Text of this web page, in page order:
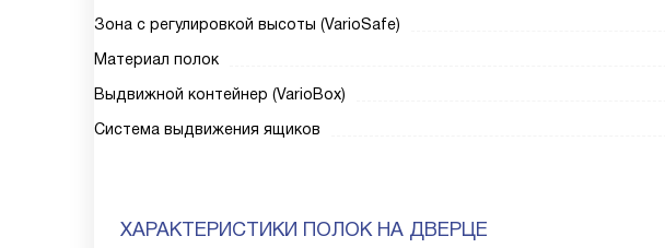
Зона с регулировкой высоты (VarioSafe)
Материал полок
Выдвижной контейнер (VarioBox)
Система выдвижения ящиков
ХАРАКТЕРИСТИКИ ПОЛОК НА ДВЕРЦЕ